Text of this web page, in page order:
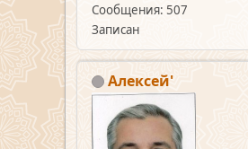
Сообщения: 507
Записан
Алексей'